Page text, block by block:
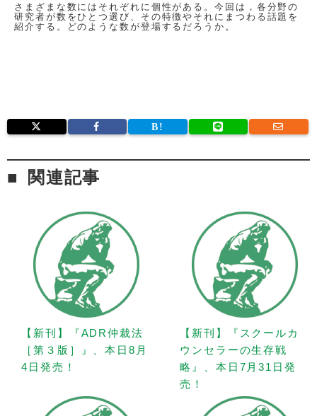
さまざまな数にはそれぞれに個性がある。今回は，各分野の
研究者が数をひとつ選び、その特徴やそれにまつわる話題を
紹介する。どのような数が登場するだろうか。
関連記事
【新刊】『ADR仲裁法
［第３版］』、本日8月
4日発売！
【新刊】『スクールカ
ウンセラーの生存戦
略』、本日7月31日発
売！